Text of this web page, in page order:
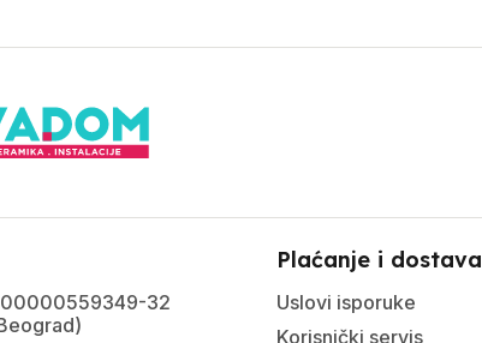
32
Plaćanje i dostava
Uslovi isporuke
Korisnički servis